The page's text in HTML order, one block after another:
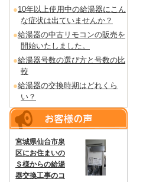
10年以上使用中の給湯器にこん
な症状は出ていませんか？
給湯器の中古リモコンの販売を
開始いたしました。
給湯器号数の選び方と号数の比
較
給湯器の交換時期はどれくら
い？
宮城県仙台市泉
区にお住まいの
Ｓ様からの給湯
器交換工事のコ